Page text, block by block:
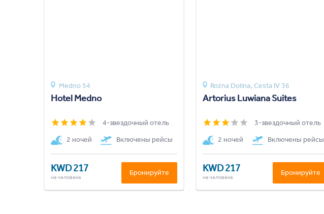
Medno 54
Hotel Medno
4-звездочный отель
2 ночей
Включены рейсы
KWD 217
на человека
Бронируйте
Rozna Dolina, Cesta IV 36
Artorius Luwiana Suites
3-звездочный отель
2 ночей
Включены рейсы
KWD 217
на человека
Бронируйте